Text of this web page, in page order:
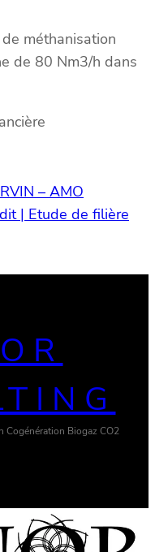
méthanisation
de 80 Nm3/h dans
– AMO
| Etude de filière
Cogénération Biogaz CO2